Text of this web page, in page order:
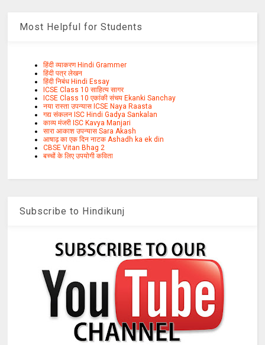
Most Helpful for Students
हिंदी व्याकरण Hindi Grammer
हिंदी पत्र लेखन
हिंदी निबंध Hindi Essay
ICSE Class 10 साहित्य सागर
ICSE Class 10 एकांकी संचय Ekanki Sanchay
नया रास्ता उपन्यास ICSE Naya Raasta
गद्य संकलन ISC Hindi Gadya Sankalan
काव्य मंजरी ISC Kavya Manjari
सारा आकाश उपन्यास Sara Akash
आषाढ़ का एक दिन नाटक Ashadh ka ek din
CBSE Vitan Bhag 2
बच्चों के लिए उपयोगी कविता
Subscribe to Hindikunj